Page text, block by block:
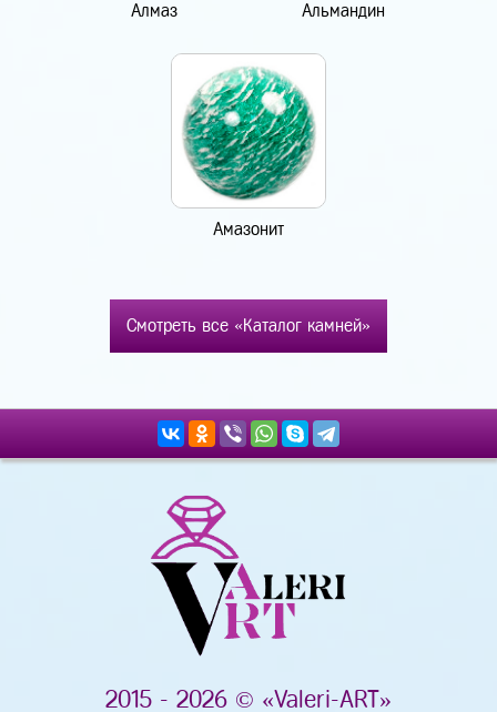
Алмаз Альмандин
Амазонит
Смотреть все «Каталог камней»
2015 - 2026 © «Valeri-ART»